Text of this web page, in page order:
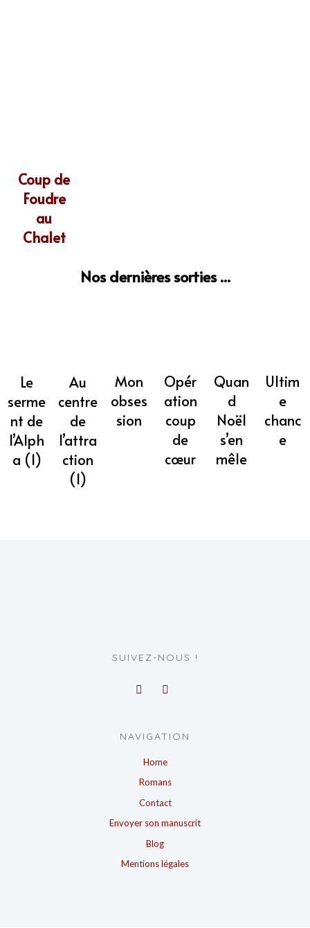
Coup de
Foudre
au
Chalet
Nos dernières sorties ...
Le
serme
nt de
l’Alph
a (1)
Au
centre
de
l’attra
ction
(1)
Mon
obses
sion
Opér
ation
coup
de
cœur
Quan
d
Noël
s’en
mêle
Ultim
e
chanc
e
SUIVEZ-NOUS !
NAVIGATION
Home
Romans
Contact
Envoyer son manuscrit
Blog
Mentions légales